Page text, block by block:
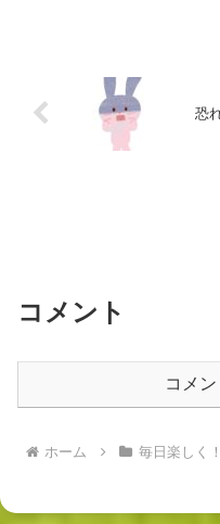
恐
コメント
コメ
ホーム 毎日楽しく！